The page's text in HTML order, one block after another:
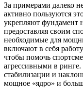
За примерами далеко
активно пользуются
укрепляют фундамент
предоставляя своим
необходимые для
включают в себя
чтобы помочь
агрессивными в
стабилизации и
мощное «ядро» и